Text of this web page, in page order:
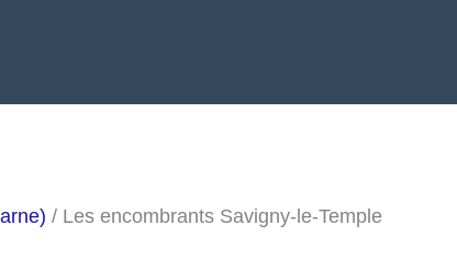
/ Les encombrants Savigny-le-Temple